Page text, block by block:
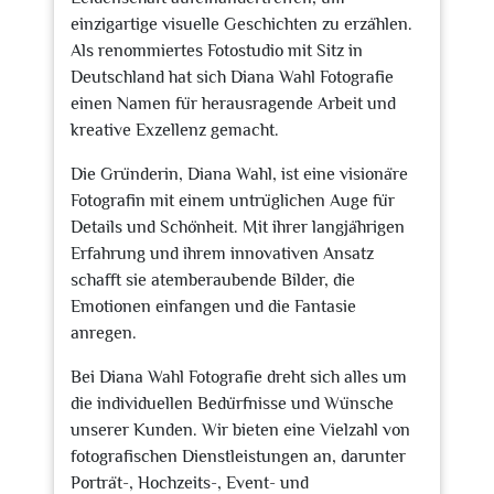
einzigartige visuelle Geschichten zu erzählen.
Als renommiertes Fotostudio mit Sitz in
Deutschland hat sich Diana Wahl Fotografie
einen Namen für herausragende Arbeit und
kreative Exzellenz gemacht.
Die Gründerin, Diana Wahl, ist eine visionäre
Fotografin mit einem untrüglichen Auge für
Details und Schönheit. Mit ihrer langjährigen
Erfahrung und ihrem innovativen Ansatz
schafft sie atemberaubende Bilder, die
Emotionen einfangen und die Fantasie
anregen.
Bei Diana Wahl Fotografie dreht sich alles um
die individuellen Bedürfnisse und Wünsche
unserer Kunden. Wir bieten eine Vielzahl von
fotografischen Dienstleistungen an, darunter
Porträt-, Hochzeits-, Event- und